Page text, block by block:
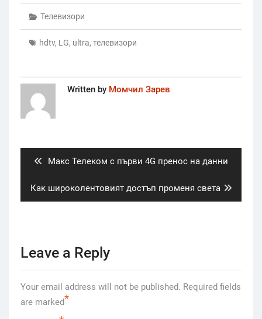
Телевизори
hdtv, LG, ultra, телевизори
Written by Момчил Зарев
Previous
Макс Телеком с първи 4G пренос на данни
Next
post:
Как широколентовият достъп променя света
Leave a Reply
Your email address will not be published. Required fields
are marked*